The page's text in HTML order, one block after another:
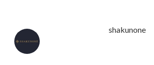
shakunone